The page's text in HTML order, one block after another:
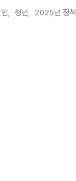
, 청년, 2025년 정책,